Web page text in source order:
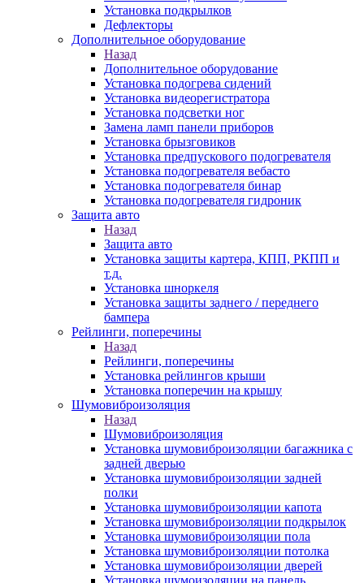
Установка подкрылков
Дефлекторы
Дополнительное оборудование
Назад
Дополнительное оборудование
Установка подогрева сидений
Установка видеорегистратора
Установка подсветки ног
Замена ламп панели приборов
Установка брызговиков
Установка предпускового подогревателя
Установка подогревателя вебасто
Установка подогревателя бинар
Установка подогревателя гидроник
Защита авто
Назад
Защита авто
Установка защиты картера, КПП, РКПП и
т.д.
Установка шноркеля
Установка защиты заднего / переднего
бампера
Рейлинги, поперечины
Назад
Рейлинги, поперечины
Установка рейлингов крыши
Установка поперечин на крышу
Шумовиброизоляция
Назад
Шумовиброизоляция
Установка шумовиброизоляции багажника с
задней дверью
Установка шумовиброизоляции задней
полки
Установка шумовиброизоляции капота
Установка шумовиброизоляции подкрылок
Установка шумовиброизоляции пола
Установка шумовиброизоляции потолка
Установка шумовиброизоляции дверей
Установка шумоизоляции на панель